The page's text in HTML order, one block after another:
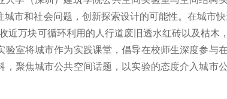
市和社会问题，创新探索设计的可能性。在城市
近万块可循环利用的人行道废旧透水红砖以及枯
验室将城市作为实践课堂，倡导在校师生深度参与
，聚焦城市公共空间话题，以实验的态度介入城市